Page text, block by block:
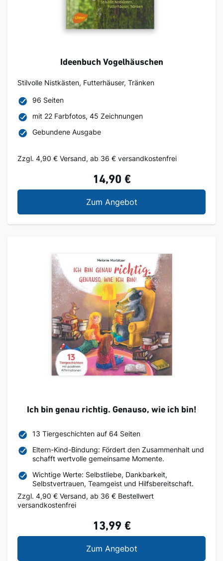
Ideenbuch Vogelhäuschen
Stilvolle Nistkästen, Futterhäuser, Tränken
96 Seiten
mit 22 Farbfotos, 45 Zeichnungen
Gebundene Ausgabe
Zzgl. 4,90 € Versand, ab 36 € versandkostenfrei
14,90 €
Zum AngebotIdeenbuch
Ich bin genau richtig. Genauso, wie ich bin!
13 Tiergeschichten auf 64 Seiten
Eltern-Kind-Bindung: Fördert den Zusammenhalt und
schafft wertvolle gemeinsame Momente.
Wichtige Werte: Selbstliebe, Dankbarkeit,
Selbstvertrauen, Teamgeist und Hilfsbereitschaft.
Zzgl. 4,90 € Versand, ab 36 € Bestellwert
versandkostenfrei
13,99 €
Zum AngebotIch bin genau richtig.